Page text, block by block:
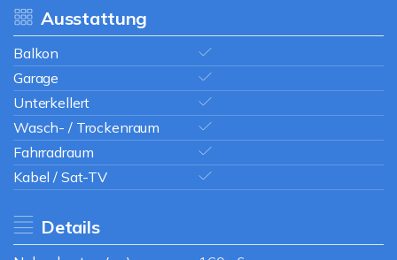
Ausstattung
Balkon
Garage
Unterkellert
Wasch- / Trockenraum
Fahrradraum
Kabel / Sat-TV
Details